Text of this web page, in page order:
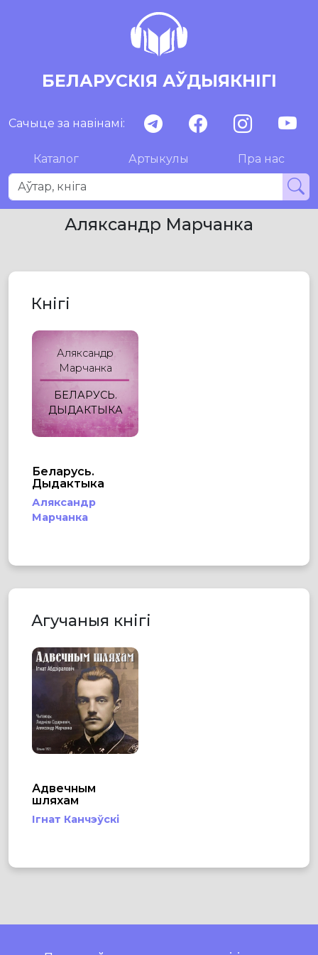
БЕЛАРУСКІЯ АЎДЫЯКНІГІ
Сачыце за навінамі:
Каталог Артыкулы Пра нас
Аляксандр Марчанка
Кнігі
Аляксандр
Марчанка
БЕЛАРУСЬ.
ДЫДАКТЫКА
Беларусь.
Дыдактыка
Аляксандр
Марчанка
Агучаныя кнігі
Адвечным
шляхам
Ігнат Канчэўскі